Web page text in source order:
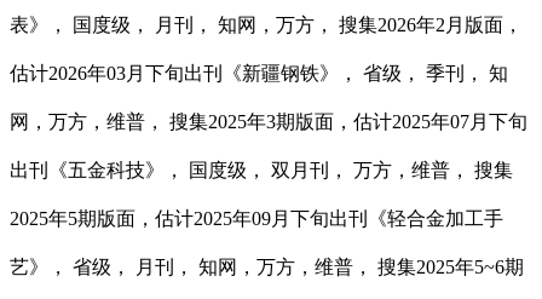
表》， 国度级， 月刊， 知网，万方， 搜集2026年2月版面，
估计2026年03月下旬出刊《新疆钢铁》， 省级， 季刊， 知
网，万方，维普， 搜集2025年3期版面，估计2025年07月下旬
出刊《五金科技》， 国度级， 双月刊， 万方，维普， 搜集
2025年5期版面，估计2025年09月下旬出刊《轻合金加工手
艺》， 省级， 月刊， 知网，万方，维普， 搜集2025年5~6期